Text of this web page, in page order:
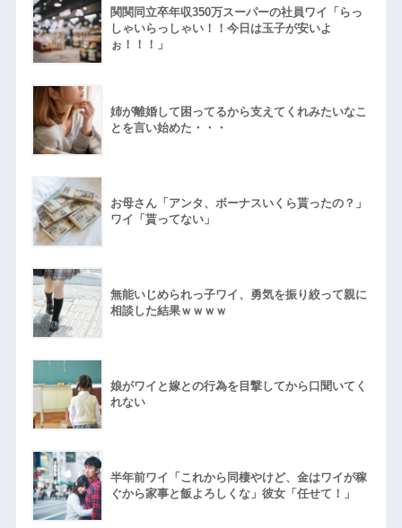
関関同立卒年収350万スーパーの社員ワイ「らっ
しゃいらっしゃい！！今日は玉子が安いよ
ぉ！！！」
姉が離婚して困ってるから支えてくれみたいなこ
とを言い始めた・・・
お母さん「アンタ、ボーナスいくら貰ったの？」
ワイ「貰ってない」
無能いじめられっ子ワイ、勇気を振り絞って親に
相談した結果ｗｗｗｗ
娘がワイと嫁との行為を目撃してから口聞いてく
れない
半年前ワイ「これから同棲やけど、金はワイが稼
ぐから家事と飯よろしくな」彼女「任せて！」